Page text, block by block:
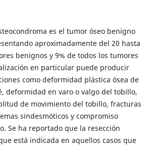
es el tumor óseo benigno
aproximadamente del 20 hasta
benignos y 9% de todos los tumores
en particular puede producir
como deformidad plástica ósea de
deformidad en varo o valgo del tobillo,
de movimiento del tobillo, fracturas
sindesmóticos y compromiso
Se ha reportado que la resección
está indicada en aquellos casos que